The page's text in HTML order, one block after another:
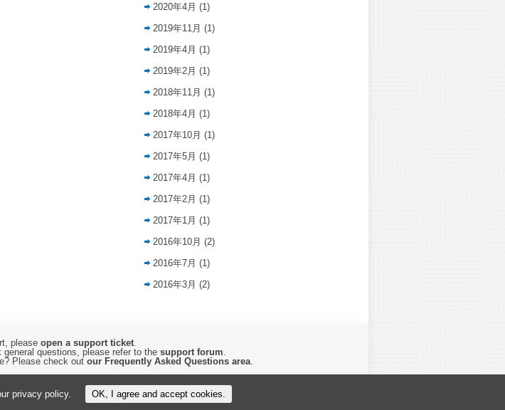
2020年4月 (1)
2019年11月 (1)
2019年4月 (1)
2019年2月 (1)
2018年11月 (1)
2018年4月 (1)
2017年10月 (1)
2017年5月 (1)
2017年4月 (1)
2017年2月 (1)
2017年1月 (1)
2016年10月 (2)
2016年7月 (1)
2016年3月 (2)
please open a support ticket.
questions, please refer to the support forum
Please check out our Frequently Asked Questions area
Studios, Ltd.
All Rights Reserved.
its Privacy Policy and Terms of Use.
privacy policy. OK, I agree and accept cookies.